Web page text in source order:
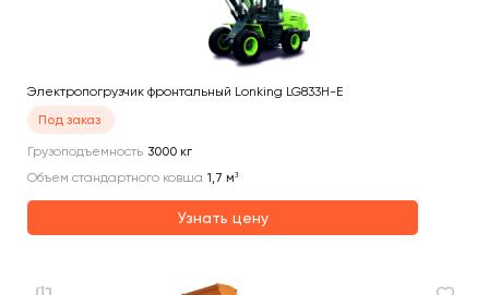
Электропогрузчик фронтальный Lonking LG833H-E
Под заказ
Грузоподъемность 3000 кг
Объем стандартного ковша 1,7 м³
Узнать цену